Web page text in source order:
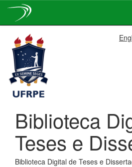
navigation
Biblioteca
Teses e
Biblioteca Digital de Teses e